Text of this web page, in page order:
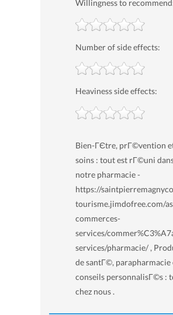
Willingness to
Number of side effects:
Heaviness side effects:
Bien-ГЄtre, prГ©vention
soins : tout est rГ©uni
notre pharmacie -
https://
tourisme.jimdofree.com/
commerces-
services/
services/pharmacie/ ,
de santГ©, parapharmacie
conseils personnalisГ©s :
chez nous .